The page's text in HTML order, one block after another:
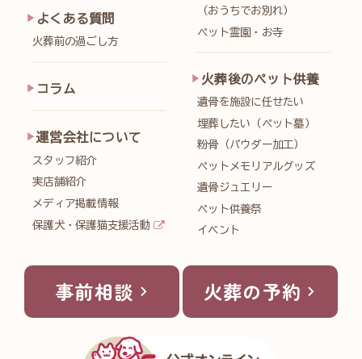
よくある質問
火葬前の過ごし方
コラム
運営会社について
スタッフ紹介
実店舗紹介
メディア掲載情報
保護犬・保護猫支援活動
（おうちでお別れ）
ペット霊園・お寺
火葬後のペット供養
遺骨を施設に任せたい
埋葬したい（ペット墓）
粉骨（パウダー加工）
ペットメモリアルグッズ
遺骨ジュエリー
ペット供養祭
イベント
事前相談 火葬の予約